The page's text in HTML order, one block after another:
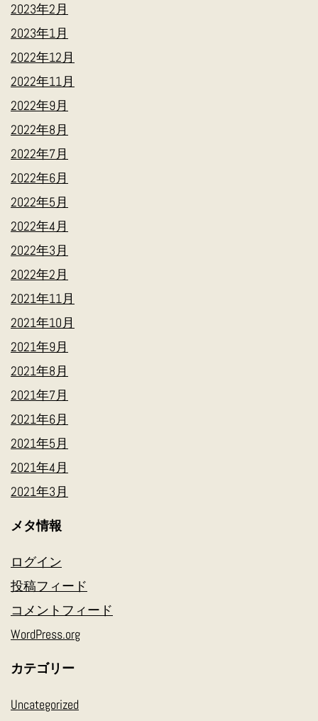
2023年2月
2023年1月
2022年12月
2022年11月
2022年9月
2022年8月
2022年7月
2022年6月
2022年5月
2022年4月
2022年3月
2022年2月
2021年11月
2021年10月
2021年9月
2021年8月
2021年7月
2021年6月
2021年5月
2021年4月
2021年3月
メタ情報
ログイン
投稿フィード
コメントフィード
WordPress.org
カテゴリー
Uncategorized